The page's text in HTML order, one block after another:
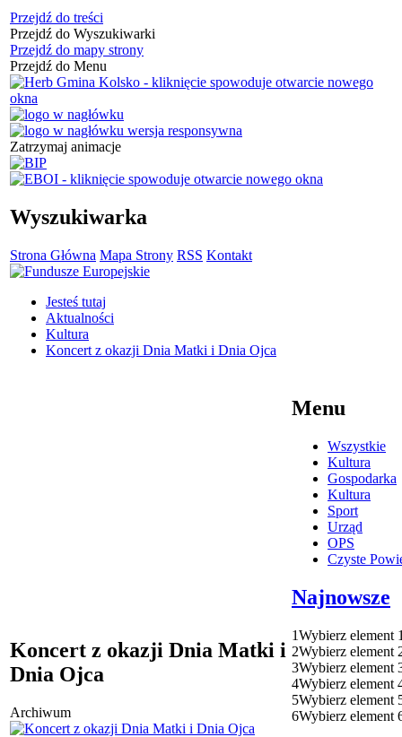
Przejdź do treści
Przejdź do Wyszukiwarki
Przejdź do mapy strony
Przejdź do Menu
Zatrzymaj animacje
Wyszukiwarka
Strona Główna Mapa Strony RSS Kontakt
Jesteś tutaj
Aktualności
Kultura
Koncert z okazji Dnia Matki i Dnia Ojca
Koncert z okazji Dnia Matki i
Dnia Ojca
Archiwum
Menu
Wszystkie
Kultura
Gospodarka
Kultura
Sport
Urząd
OPS
Czyste
Najnowsze
1Wybierz element
2Wybierz element
3Wybierz element
4Wybierz element
5Wybierz element
6Wybierz element